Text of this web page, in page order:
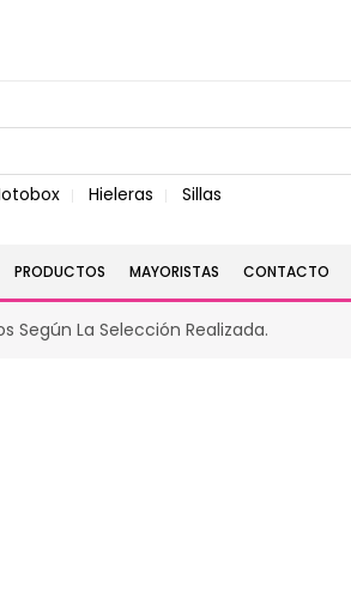
Hieleras Sillas
PRODUCTOS MAYORISTAS CONTACTO
Según La Selección Realizada.